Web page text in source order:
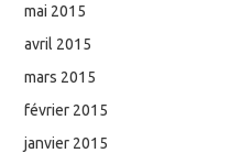
mai 2015
avril 2015
mars 2015
février 2015
janvier 2015